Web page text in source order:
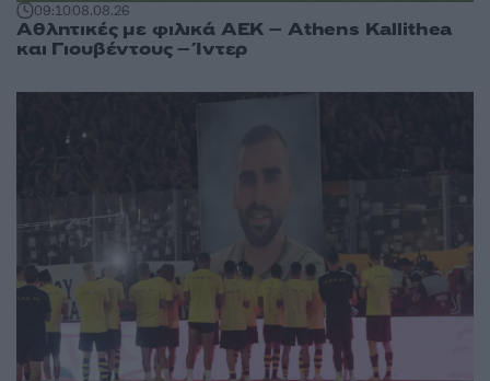
09:1008.08.26
Αθλητικές με φιλικά ΑΕΚ – Athens Kallithea
και Γιουβέντους – Ίντερ